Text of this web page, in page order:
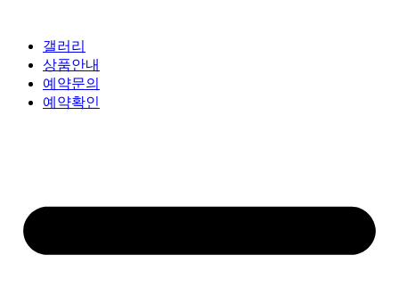
갤러리
상품안내
예약문의
예약확인